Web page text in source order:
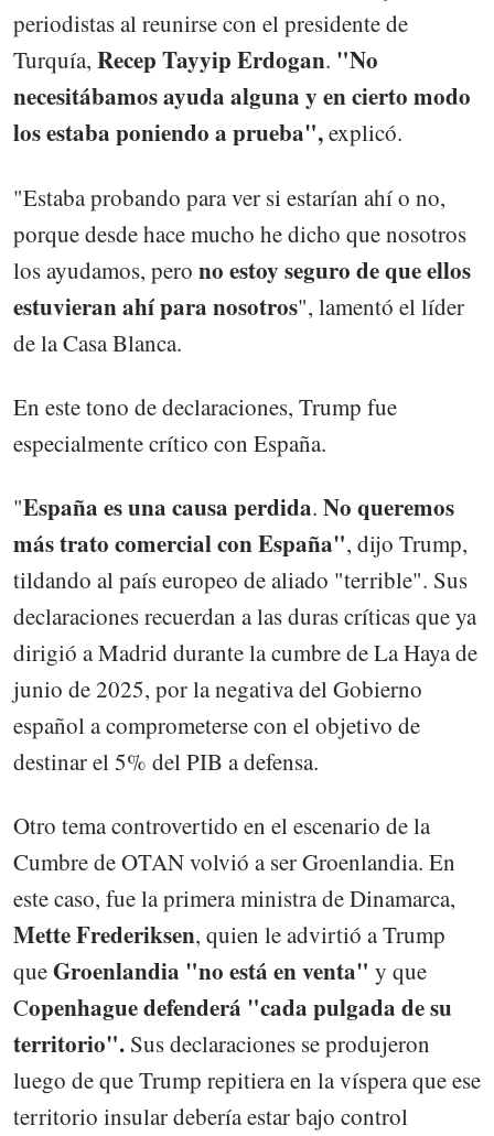
periodistas al reunirse con el presidente de
Turquía, Recep Tayyip Erdogan. "No
necesitábamos ayuda alguna y en cierto modo
los estaba poniendo a prueba",explicó.
"Estaba probando para ver si estarían ahí o no,
porque desde hace mucho he dicho que nosotros
los ayudamos, pero no estoy seguro de que ellos
estuvieran ahí para nosotros", lamentó el líder
de la Casa Blanca.
En este tono de declaraciones, Trump fue
especialmente crítico con España.
"España es una causa perdida. No queremos
más trato comercial con España", dijo Trump,
tildando al país europeo de aliado "terrible". Sus
declaraciones recuerdan a las duras críticas que ya
dirigió a Madrid durante la cumbre de La Haya de
junio de 2025, por la negativa del Gobierno
español a comprometerse con el objetivo de
destinar el 5% del PIB a defensa.
Otro tema controvertido en el escenario de la
Cumbre de OTAN volvió a ser Groenlandia. En
este caso, fue la primera ministra de Dinamarca,
Mette Frederiksen, quien le advirtió a Trump
queGroenlandia "no está en venta" y que
Copenhague defenderá "cada pulgada de su
territorio". Sus declaraciones se produjeron
luego de que Trump repitiera en la víspera que ese
territorio insular debería estar bajo control